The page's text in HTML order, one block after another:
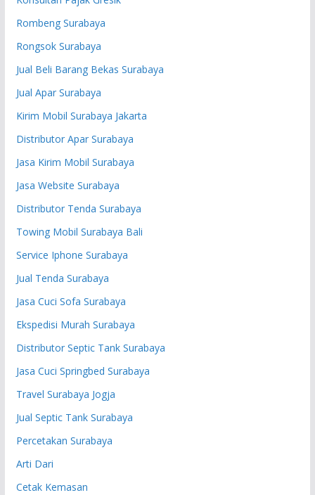
Rombeng Surabaya
Rongsok Surabaya
Jual Beli Barang Bekas Surabaya
Jual Apar Surabaya
Kirim Mobil Surabaya Jakarta
Distributor Apar Surabaya
Jasa Kirim Mobil Surabaya
Jasa Website Surabaya
Distributor Tenda Surabaya
Towing Mobil Surabaya Bali
Service Iphone Surabaya
Jual Tenda Surabaya
Jasa Cuci Sofa Surabaya
Ekspedisi Murah Surabaya
Distributor Septic Tank Surabaya
Jasa Cuci Springbed Surabaya
Travel Surabaya Jogja
Jual Septic Tank Surabaya
Percetakan Surabaya
Arti Dari
Cetak Kemasan